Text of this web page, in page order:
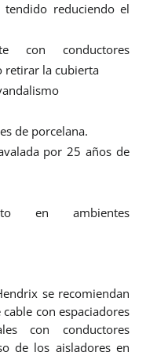
reduciendo el
con conductores
retirar la cubierta
de porcelana.
por 25 años de
en ambientes
se recomiendan
con espaciadores
con conductores
de los aisladores en